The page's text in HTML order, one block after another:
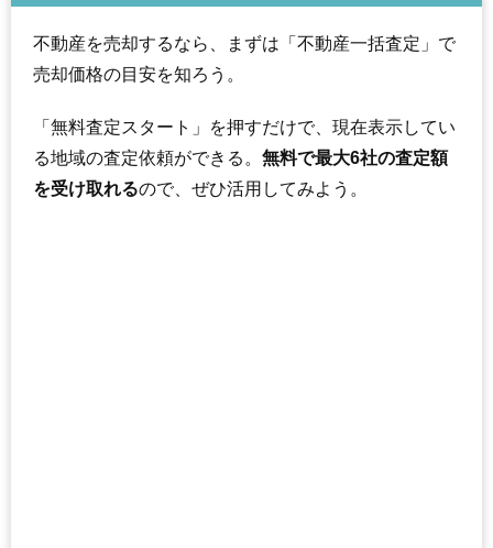
不動産を売却するなら、まずは「不動産一括査定」で
売却価格の目安を知ろう。
「無料査定スタート」を押すだけで、現在表示してい
る地域の査定依頼ができる。 無料で最大6社の査定額
を受け取れるので、ぜひ活用してみよう。